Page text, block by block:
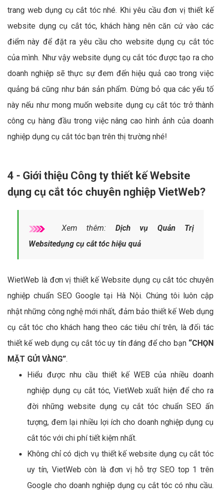
trang web dụng cụ cắt tóc nhé. Khi yêu cầu đơn vị thiết kế
website dụng cụ cắt tóc, khách hàng nên căn cứ vào các
điểm này để đặt ra yêu cầu cho website dụng cụ cắt tóc
của mình. Như vậy website dụng cụ cắt tóc được tạo ra cho
doanh nghiệp sẽ thực sự đem đến hiệu quả cao trong việc
quảng bá cũng như bán sản phẩm. Đừng bỏ qua các yếu tố
này nếu như mong muốn website dụng cụ cắt tóc trở thành
công cụ hàng đầu trong việc nâng cao hình ảnh của doanh
nghiệp dụng cụ cắt tóc bạn trên thị trường nhé!
4 - Giới thiệu Công ty thiết kế Website
dụng cụ cắt tóc chuyên nghiệp VietWeb?
Xem thêm: Dịch vụ Quản Trị
Websitedụng cụ cắt tóc hiệu quả
WietWeb là đơn vị thiết kế Website dụng cụ cắt tóc chuyên
nghiệp chuẩn SEO Google tại Hà Nội. Chúng tôi luôn cập
nhật những công nghệ mới nhất, đảm bảo thiết kế Web dụng
cụ cắt tóc cho khách hang theo các tiêu chí trên, là đối tác
thiết kế web dụng cụ cắt tóc uy tín đáng để cho bạn “CHỌN
MẶT GỬI VÀNG”.
Hiểu được nhu cầu thiết kế WEB của nhiều doanh
nghiệp dụng cụ cắt tóc, VietWeb xuất hiện để cho ra
đời những website dụng cụ cắt tóc chuẩn SEO ấn
tượng, đem lại nhiều lợi ích cho doanh nghiệp dụng cụ
cắt tóc với chi phí tiết kiệm nhất.
Không chỉ có dịch vụ thiết kế website dụng cụ cắt tóc
uy tín, VietWeb còn là đơn vị hỗ trợ SEO top 1 trên
Google cho doanh nghiệp dụng cụ cắt tóc có nhu cầu.